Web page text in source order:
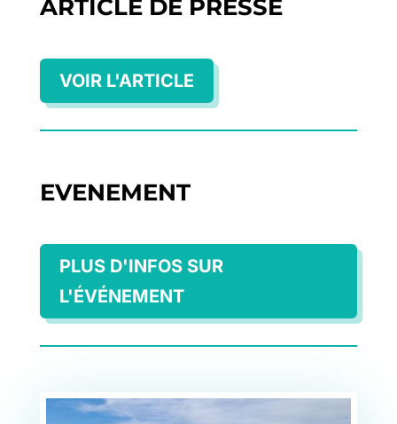
ARTICLE DE PRESSE
VOIR L'ARTICLE
EVENEMENT
PLUS D'INFOS SUR
L'ÉVÉNEMENT